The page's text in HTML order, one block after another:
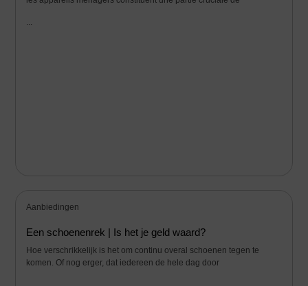
...
Aanbiedingen
Een schoenenrek | Is het je geld waard?
Hoe verschrikkelijk is het om continu overal schoenen tegen te
komen. Of nog erger, dat iedereen de hele dag door